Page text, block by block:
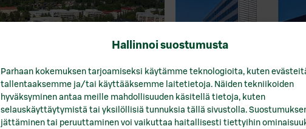
Hallinnoi suostumusta
Parhaan kokemuksen tarjoamiseksi käytämme teknologioita, kuten
tallentaaksemme ja/tai käyttääksemme laitetietoja. Näiden tekniikoiden
hyväksyminen antaa meille mahdollisuuden käsitellä tietoja, kuten
selauskäyttäytymistä tai yksilöllisiä tunnuksia tällä sivustolla.
jättäminen tai peruuttaminen voi vaikuttaa haitallisesti tiettyihin